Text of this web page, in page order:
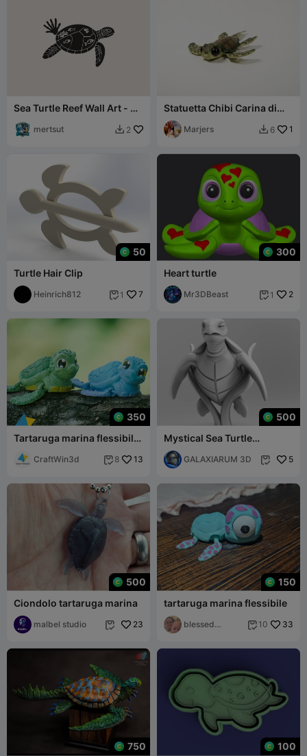
Sea Turtle Reef Wall Art - 3D
mertsut  2
Statuetta Chibi Carina di
Tartaruga Marina Neonata
Stampabile in 3D
Marjers  6 1
50
Turtle Hair Clip
Heinrich812  1 7
300
Heart turtle
Mr3DBeast  1 2
350
Tartaruga marina flessibile
CraftWin3d  8 13
500
Mystical Sea Turtle
Minimalist Sculpture
GALAXIARUM 3D  5
500
Ciondolo tartaruga marina
malbel studio  23
150
tartaruga marina flessibile
blessed
 10 33
750 100